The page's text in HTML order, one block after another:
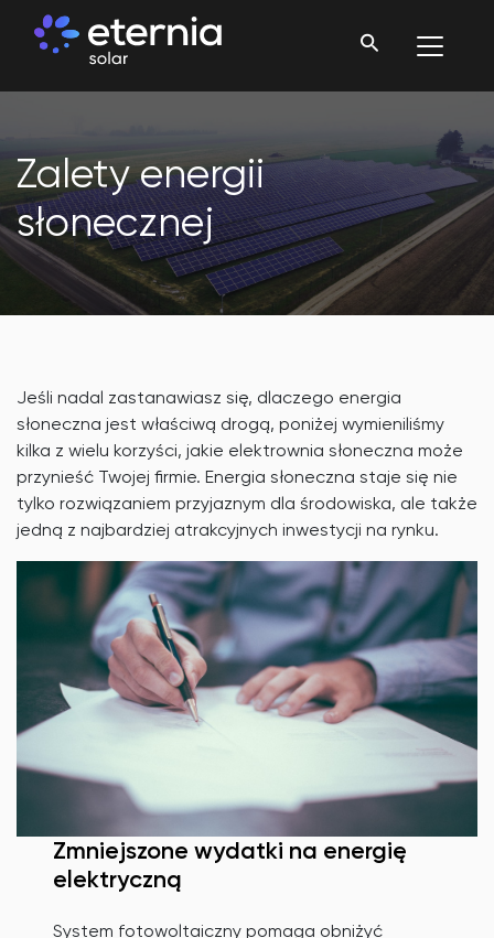
Zalety energii
słonecznej
Jeśli nadal zastanawiasz się, dlaczego energia
słoneczna jest właściwą drogą, poniżej wymieniliśmy
kilka z wielu korzyści, jakie elektrownia słoneczna może
przynieść Twojej firmie. Energia słoneczna staje się nie
tylko rozwiązaniem przyjaznym dla środowiska, ale także
jedną z najbardziej atrakcyjnych inwestycji na rynku.
Zmniejszone wydatki na energię
elektryczną
System fotowoltaiczny pomaga obniżyć